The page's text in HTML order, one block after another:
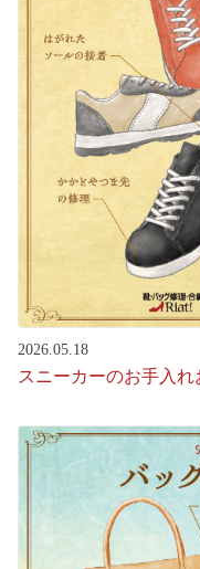
2026.05.18
スニーカーのお手入れ